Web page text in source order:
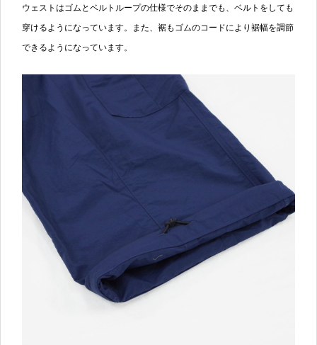
ウェストはゴムとベルトループの仕様でそのままでも、ベルトをしても
穿けるようになっています。また、裾もゴムのコードにより裾幅を調節
できるようになっています。